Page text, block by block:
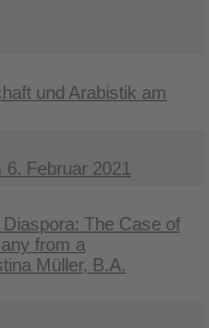
und Arabistik am
Februar 2021
The Case of
from a
Müller, B.A.